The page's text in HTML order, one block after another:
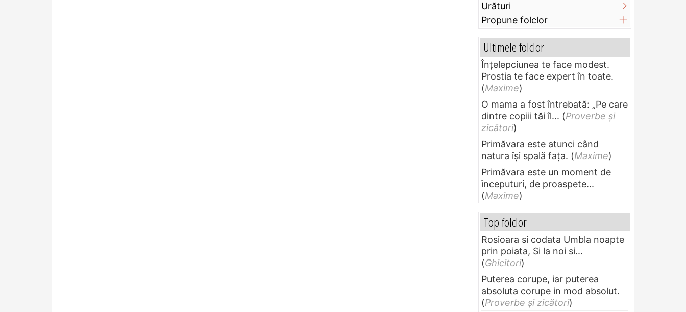
Urături
Propune folclor
Ultimele folclor
Înțelepciunea te face modest.
Prostia te face expert în toate.
(Maxime)
O mama a fost întrebată: „Pe care
dintre copiii tăi îl... (Proverbe și
zicători)
Primăvara este atunci când
natura își spală fața. (Maxime)
Primăvara este un moment de
începuturi, de proaspete...
(Maxime)
Top folclor
Rosioara si codata Umbla noapte
prin poiata, Si la noi si...
(Ghicitori)
Puterea corupe, iar puterea
absoluta corupe in mod absolut.
(Proverbe și zicători)